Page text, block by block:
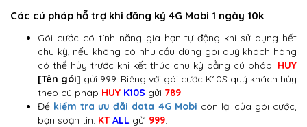
Các cú pháp hỗ trợ khi đăng ký 4G Mobi 1 ngày 10k
Gói cước có tính năng gia hạn tự động khi sử dụng hết
chu kỳ, nếu không có nhu cầu dùng gói quý khách hàng
có thể hủy trước khi kết thúc chu kỳ bằng cú pháp: HUY
[Tên gói] gửi 999. Riêng với gói cước K10S quý khách hủy
theo cú pháp HUY K10S gửi 789
Để kiểm tra ưu đãi data 4G Mobi còn lại của gói cước,
bạn soạn tin: KTALL gửi 999